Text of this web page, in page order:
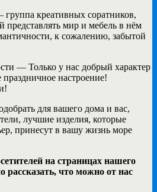
креативных соратников,
представлять мир и мебель в нём
к сожалению, забытой
— Только у нас добрый характер
настроение!
для вашего дома и вас,
лучшие изделия, которые
принесут в вашу жизнь море
на страницах нашего
рассказать, что можно от нас